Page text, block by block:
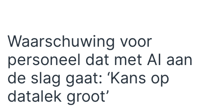
Waarschuwing voor
personeel dat met AI aan
de slag gaat: ‘Kans op
datalek groot’